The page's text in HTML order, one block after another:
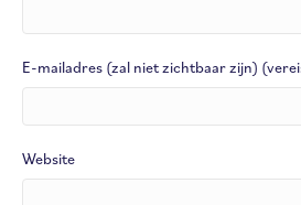
E-mailadres (zal niet zichtbaar zijn)
Website